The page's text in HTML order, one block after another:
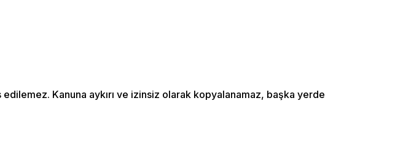
Kanuna aykırı ve izinsiz olarak kopyalanamaz, başka yerde